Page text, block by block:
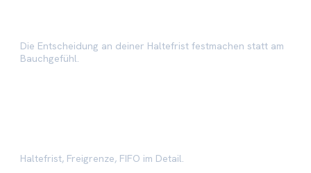
Die Entscheidung an deiner Haltefrist festmachen statt am
Bauchgefühl.
Haltefrist, Freigrenze, FIFO im Detail.